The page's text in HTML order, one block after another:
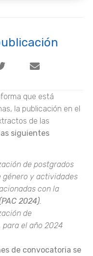
que está
la publicación en el
de las
siguientes
de postgrados
género y actividades
con la
2024).
de
el año 2024
de convocatoria se